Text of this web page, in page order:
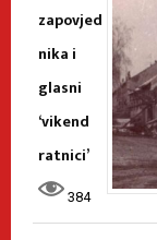
zapovjed
nika i
glasni
‘vikend
ratnici’
384